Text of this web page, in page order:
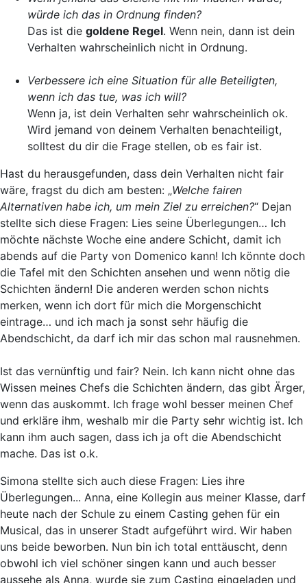
würde ich das in Ordnung finden?
Das ist die goldene Regel. Wenn nein, dann ist dein
Verhalten wahrscheinlich nicht in Ordnung.
Verbessere ich eine Situation für alle Beteiligten,
wenn ich das tue, was ich will?
Wenn ja, ist dein Verhalten sehr wahrscheinlich ok.
Wird jemand von deinem Verhalten benachteiligt,
solltest du dir die Frage stellen, ob es fair ist.
Hast du herausgefunden, dass dein Verhalten nicht fair
wäre, fragst du dich am besten: „Welche fairen
Alternativen habe ich, um mein Ziel zu erreichen?“ Dejan
stellte sich diese Fragen: Lies seine Überlegungen… Ich
möchte nächste Woche eine andere Schicht, damit ich
abends auf die Party von Domenico kann! Ich könnte doch
die Tafel mit den Schichten ansehen und wenn nötig die
Schichten ändern! Die anderen werden schon nichts
merken, wenn ich dort für mich die Morgenschicht
eintrage… und ich mach ja sonst sehr häufig die
Abendschicht, da darf ich mir das schon mal rausnehmen.
Ist das vernünftig und fair? Nein. Ich kann nicht ohne das
Wissen meines Chefs die Schichten ändern, das gibt Ärger,
wenn das auskommt. Ich frage wohl besser meinen Chef
und erkläre ihm, weshalb mir die Party sehr wichtig ist. Ich
kann ihm auch sagen, dass ich ja oft die Abendschicht
mache. Das ist o.k.
Simona stellte sich auch diese Fragen: Lies ihre
Überlegungen... Anna, eine Kollegin aus meiner Klasse, darf
heute nach der Schule zu einem Casting gehen für ein
Musical, das in unserer Stadt aufgeführt wird. Wir haben
uns beide beworben. Nun bin ich total enttäuscht, denn
obwohl ich viel schöner singen kann und auch besser
aussehe als Anna, wurde sie zum Casting eingeladen und